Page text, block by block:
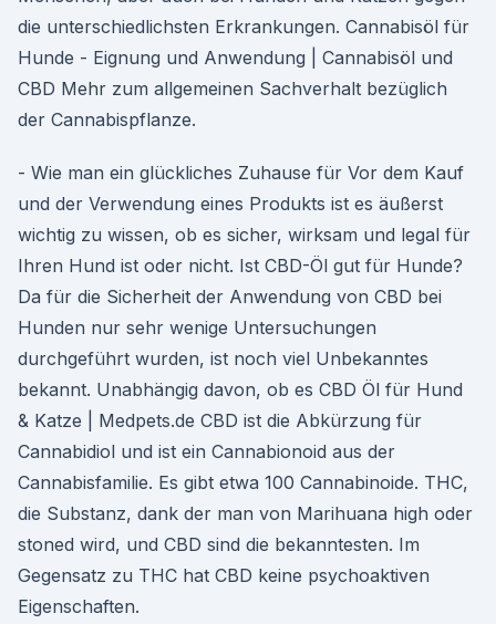
die unterschiedlichsten Erkrankungen. Cannabisöl für
Hunde - Eignung und Anwendung | Cannabisöl und
CBD Mehr zum allgemeinen Sachverhalt bezüglich
der Cannabispflanze.
- Wie man ein glückliches Zuhause für Vor dem Kauf
und der Verwendung eines Produkts ist es äußerst
wichtig zu wissen, ob es sicher, wirksam und legal für
Ihren Hund ist oder nicht. Ist CBD-Öl gut für Hunde?
Da für die Sicherheit der Anwendung von CBD bei
Hunden nur sehr wenige Untersuchungen
durchgeführt wurden, ist noch viel Unbekanntes
bekannt. Unabhängig davon, ob es CBD Öl für Hund
& Katze | Medpets.de CBD ist die Abkürzung für
Cannabidiol und ist ein Cannabionoid aus der
Cannabisfamilie. Es gibt etwa 100 Cannabinoide. THC,
die Substanz, dank der man von Marihuana high oder
stoned wird, und CBD sind die bekanntesten. Im
Gegensatz zu THC hat CBD keine psychoaktiven
Eigenschaften.